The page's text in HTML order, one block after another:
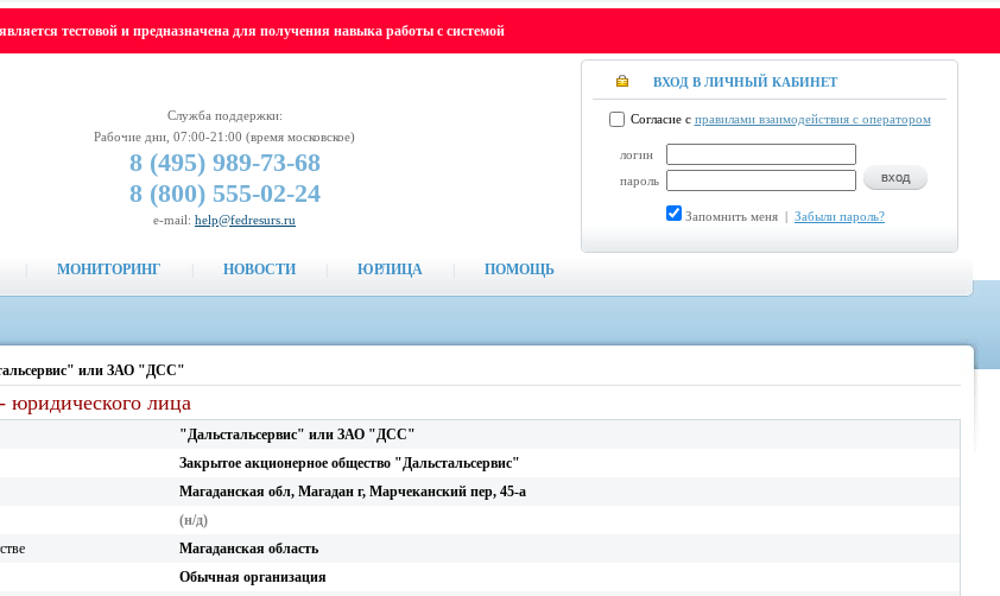
тестовой и предназначена для получения навыка работы с системой
Служба поддержки:
Рабочие дни, 07:00-21:00 (время московское)
8 (495) 989-73-68
8 (800) 555-02-24
e-mail: help@fedresurs.ru
ВХОД В ЛИЧНЫЙ КАБИНЕТ
Согласие с правилами взаимодействия с оператором
логин
пароль
Запомнить меня | Забыли пароль?
МОНИТОРИНГ НОВОСТИ ЮРЛИЦА ПОМОЩЬ
или ЗАО "ДСС"
юридического лица
"Дальстальсервис" или ЗАО "ДСС"
Закрытое акционерное общество "Дальстальсервис"
Магаданская обл, Магадан г, Марчеканский пер, 45-а
(н/д)
Магаданская область
Обычная организация